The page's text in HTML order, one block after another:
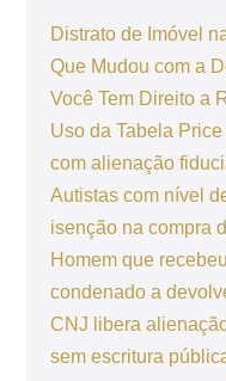
Distrato de Imóvel
Que Mudou com a
Você Tem Direito a
Uso da Tabela
com alienação
Autistas com nível
isenção na compra
Homem que
condenado a
CNJ libera
sem escritura